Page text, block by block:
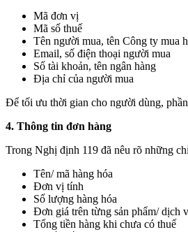
Mã đơn vị
Mã số thuế
Tên người mua, tên Công ty mua
Email, số điện thoại người mua
Số tài khoản, tên ngân hàng
Địa chỉ của người mua
Để tối ưu thời gian cho người dùng,
4. Thông tin đơn hàng
Trong Nghị định 119 đã nêu rõ những
Tên/ mã hàng hóa
Đơn vị tính
Số lượng hàng hóa
Đơn giá trên từng sản phẩm/ dịch
Tổng tiền hàng khi chưa có thuế